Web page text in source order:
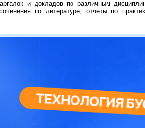
и докладов по различным
по литературе, отчеты по